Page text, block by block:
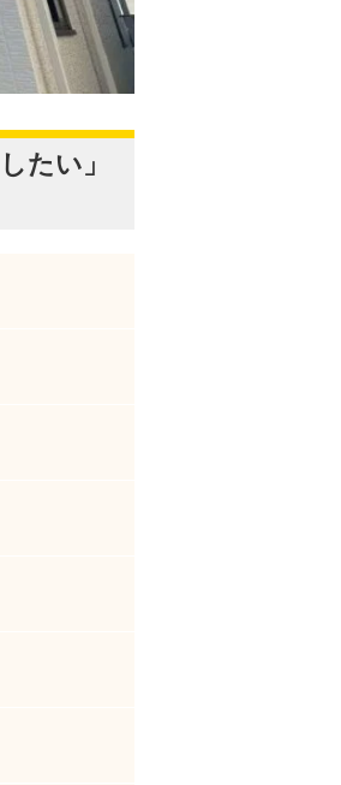
たい」